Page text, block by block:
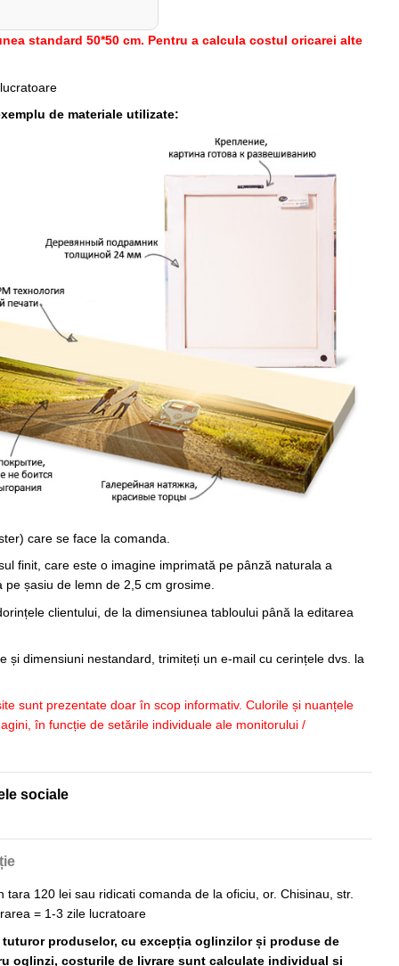
standard 50*50 cm. Pentru a calcula costul oricarei alte
de materiale utilizate:
care se face la comanda.
finit, care este o imagine imprimată pe pânză naturala a
șasiu de lemn de 2,5 cm grosime.
clientului, de la dimensiunea tabloului până la editarea
și dimensiuni nestandard, trimiteți un e-mail cu cerințele dvs. la
sunt prezentate doar în scop informativ. Culorile și nuanțele
în funcție de setările individuale ale monitorului /
sociale
tara 120 lei sau ridicati comanda de la oficiu, or. Chisinau, str.
= 1-3 zile lucratoare
produselor, cu excepția oglinzilor și produse de
oglinzi, costurile de livrare sunt calculate individual și